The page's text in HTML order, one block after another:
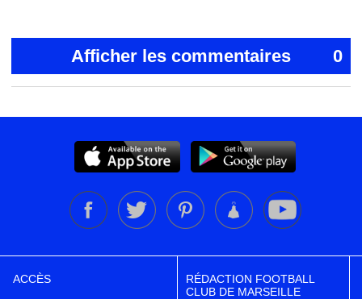
Afficher les commentaires 0
ACCÈS
RÉDACTION FOOTBALL
CLUB DE MARSEILLE